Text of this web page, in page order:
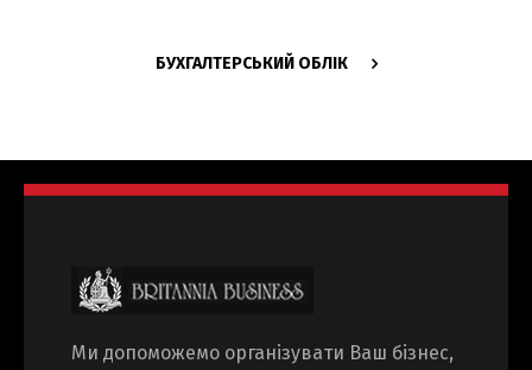
БУХГАЛТЕРСЬКИЙ ОБЛІК
Ми допоможемо організувати Ваш бізнес,